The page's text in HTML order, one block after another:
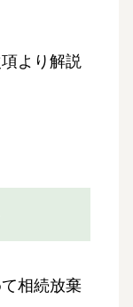
より解説
相続放棄